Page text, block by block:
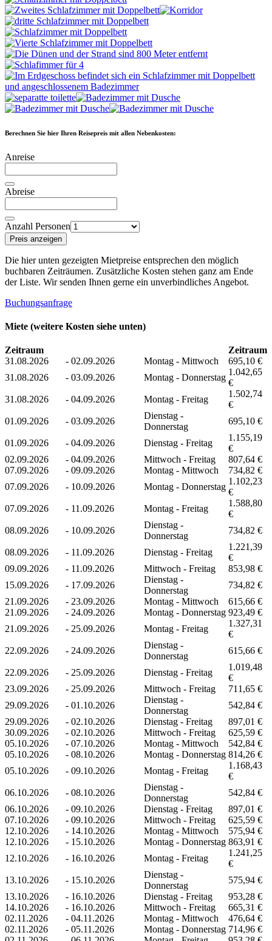
Berechnen Sie hier Ihren Reisepreis mit allen Nebenkosten:
Anreise
Abreise
Anzahl Personen
Preis anzeigen
Die hier unten gezeigten Mietpreise entsprechen den möglich
buchbaren Zeiträumen. Zusätzliche Kosten stehen ganz am Ende
der Liste. Wir senden Ihnen gerne ein unverbindliches Angebot.
Buchungsanfrage
Miete (weitere Kosten siehe unten)
Zeitraum
Zeitraum
31.08.2026
- 02.09.2026 Montag - Mittwoch
695,10 €
31.08.2026
- 03.09.2026 Montag - Donnerstag
1.042,65
€
31.08.2026
- 04.09.2026 Montag - Freitag
1.502,74
€
01.09.2026
- 03.09.2026
Dienstag -
Donnerstag
695,10 €
01.09.2026 - 04.09.2026 Dienstag - Freitag
1.155,19
€
02.09.2026
- 04.09.2026 Mittwoch - Freitag
807,64 €
07.09.2026
- 09.09.2026 Montag - Mittwoch
734,82 €
07.09.2026
- 10.09.2026 Montag - Donnerstag
1.102,23
€
07.09.2026
- 11.09.2026 Montag - Freitag
1.588,80
€
08.09.2026
- 10.09.2026
Dienstag -
Donnerstag
734,82 €
08.09.2026 - 11.09.2026 Dienstag - Freitag
1.221,39
€
09.09.2026
- 11.09.2026 Mittwoch - Freitag
853,98 €
15.09.2026
- 17.09.2026
Dienstag -
Donnerstag
734,82 €
21.09.2026
- 23.09.2026 Montag - Mittwoch
615,66 €
21.09.2026
- 24.09.2026 Montag - Donnerstag 923,49 €
21.09.2026
- 25.09.2026 Montag - Freitag
1.327,31
€
22.09.2026
- 24.09.2026
Dienstag -
Donnerstag
615,66 €
22.09.2026 - 25.09.2026 Dienstag - Freitag
1.019,48
€
23.09.2026
- 25.09.2026 Mittwoch - Freitag
711,65 €
29.09.2026
- 01.10.2026
Dienstag -
Donnerstag
542,84 €
29.09.2026
- 02.10.2026 Dienstag - Freitag
897,01 €
30.09.2026
- 02.10.2026 Mittwoch - Freitag
625,59 €
05.10.2026
- 07.10.2026 Montag - Mittwoch
542,84 €
05.10.2026
- 08.10.2026 Montag - Donnerstag 814,26 €
05.10.2026
- 09.10.2026 Montag - Freitag
1.168,43
€
06.10.2026
- 08.10.2026
Dienstag -
Donnerstag
542,84 €
06.10.2026
- 09.10.2026 Dienstag - Freitag
897,01 €
07.10.2026
- 09.10.2026 Mittwoch - Freitag
625,59 €
12.10.2026
- 14.10.2026 Montag - Mittwoch
575,94 €
12.10.2026
- 15.10.2026 Montag - Donnerstag 863,91 €
12.10.2026
- 16.10.2026 Montag - Freitag
1.241,25
€
13.10.2026
- 15.10.2026
Dienstag -
Donnerstag
575,94 €
13.10.2026
- 16.10.2026 Dienstag - Freitag
953,28 €
14.10.2026
- 16.10.2026 Mittwoch - Freitag
665,31 €
02.11.2026
- 04.11.2026 Montag - Mittwoch
476,64 €
02.11.2026
- 05.11.2026 Montag - Donnerstag 714,96 €